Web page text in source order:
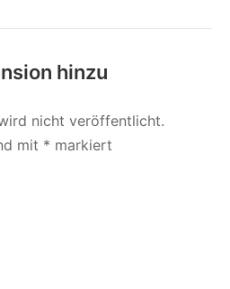
hinzu
nicht veröffentlicht.
mit * markiert